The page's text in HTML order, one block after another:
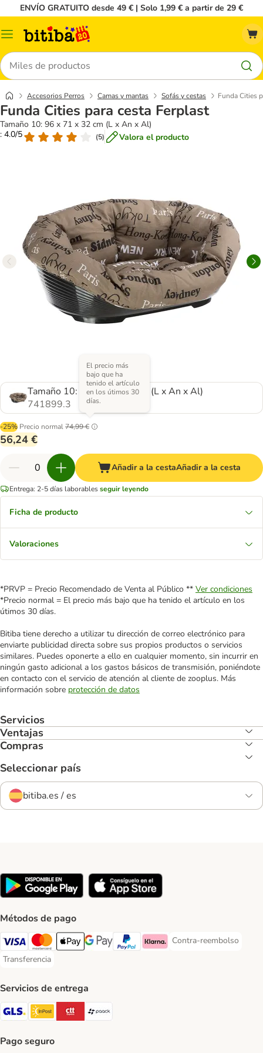
ENVÍO GRATUITO desde 49 € | Solo 1,99 € a partir de 29 €
Menú
Buscar
Accesorios Perros Camas y mantas Sofás y cestas Funda Cities
Funda Cities para cesta Ferplast
Tamaño 10: 96 x 71 x 32 cm (L x An x Al)
: 4.0/5
(5) Valora el producto
Tamaño 10: 96 x 71 x 32 cm (L x An x Al)
741899.3
-25% Precio normal74,99 €
El precio más
bajo que ha
tenido el artículo
en los útimos 30
días.
56,24 €
Añadir a la cestaAñadir a la cesta
Entrega: 2-5 días laborablesseguir leyendo
Ficha de producto
Valoraciones
*PRVP = Precio Recomendado de Venta al Público ** Ver condiciones
*Precio normal = El precio más bajo que ha tenido el artículo en los
útimos 30 días.
Bitiba tiene derecho a utilizar tu dirección de correo electrónico para
enviarte publicidad directa sobre sus propios productos o servicios
similares. Puedes oponerte a ello en cualquier momento, sin incurrir en
ningún gasto adicional a los gastos básicos de transmisión, poniéndote
en contacto con el servicio de atención al cliente de zooplus. Más
información sobre protección de datos
Servicios
Ventajas
Compras
Seleccionar país
bitiba.es / es
Métodos de pago
Visa Payment Method
Mastercard Payment Method
Apple Pay Payment Method
Google Pay Payment Method
PayPal Payment Method
Klarna Payment Method
Contra-reembolso
Contra-reembolso
Transferencia
Transferencia Payment Method
Servicios de entrega
GLS Shipping Method
InPost Shipping Method
CTTExpress Shipping Method
paack Shipping Method
Pago seguro